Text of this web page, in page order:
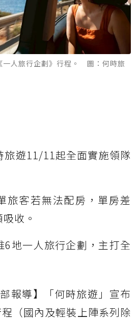
一人旅行企劃》行程。 圖：何時旅
旅遊11/11起全面實施領隊
旅客若無法配房，單房差
收。
6地一人旅行企劃，主打全
報導】「何時旅遊」宣布
（國內及輕裝上陣系列除